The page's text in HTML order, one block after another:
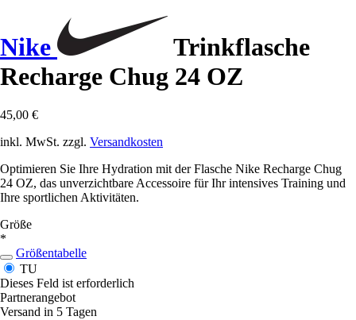
Nike
Trinkflasche
Recharge Chug 24 OZ
45,00 €
inkl. MwSt. zzgl. Versandkosten
Optimieren Sie Ihre Hydration mit der Flasche Nike Recharge Chug
24 OZ, das unverzichtbare Accessoire für Ihr intensives Training und
Ihre sportlichen Aktivitäten.
Größe
*
Größentabelle
TU
Dieses Feld ist erforderlich
Partnerangebot
Versand in 5 Tagen